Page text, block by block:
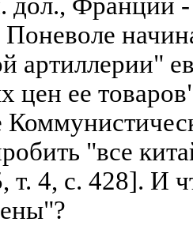
дол.,
артиллерии"
цен ее
"все
т. 4, с. 428]. И